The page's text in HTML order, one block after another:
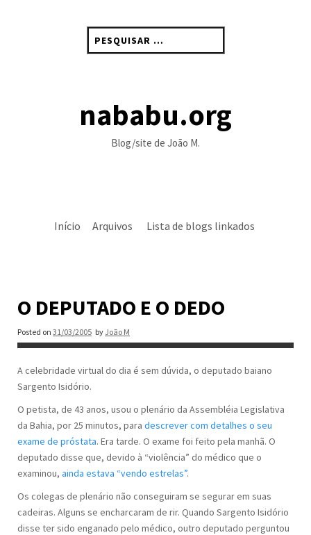
por:
nababu.org
Blog/site de João M.
Início Arquivos Lista de blogs linkados
O DEPUTADO E O DEDO
Posted on 31/03/2005 by João M
A celebridade virtual do dia é sem dúvida, o deputado baiano
Sargento Isidório.
O petista, de 43 anos, usou o plenário da Assembléia Legislativa
da Bahia, por 25 minutos, para descrever com detalhes o seu
exame de próstata. Era tarde. O exame foi feito pela manhã. O
deputado disse que, devido à “violência” do médico que o
examinou, ainda estava “vendo estrelas”.
Os colegas de plenário não conseguiram se segurar em suas
cadeiras. Alguns se encharcaram de rir. Quando Sargento Isidório
disse ter sido enganado pelo médico, outro deputado perguntou